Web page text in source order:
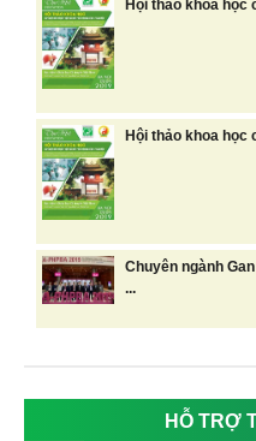
Hội thảo khoa học
Hội thảo khoa học
Chuyên ngành
...
HỖ TRỢ